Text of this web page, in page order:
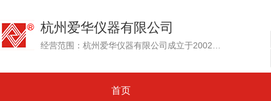
杭州爱华仪器有限公司
首页